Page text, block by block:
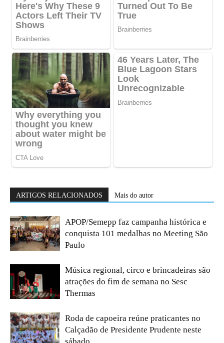
ARTIGOS RELACIONADOS Mais do autor
APOP/Semepp faz campanha histórica e
conquista 101 medalhas no Meeting São
Paulo
Música regional, circo e brincadeiras são
atrações do fim de semana no Sesc
Thermas
Roda de capoeira reúne praticantes no
Calçadão de Presidente Prudente neste